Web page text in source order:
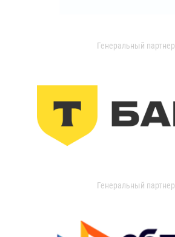
Генеральный партнер
Генеральный партнер